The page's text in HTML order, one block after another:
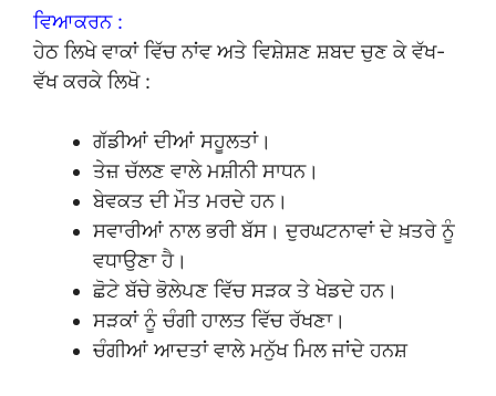
ਵਿਆਕਰਨ :
ਹੇਠ ਲਿਖੇ ਵਾਕਾਂ ਵਿੱਚ ਨਾਂਵ ਅਤੇ ਵਿਸ਼ੇਸ਼ਣ ਸ਼ਬਦ ਚੁਣ ਕੇ ਵੱਖ-
ਵੱਖ ਕਰਕੇ ਲਿਖੋ :
ਗੱਡੀਆਂ ਦੀਆਂ ਸਹੂਲਤਾਂ।
ਤੇਜ਼ ਚੱਲਣ ਵਾਲੇ ਮਸ਼ੀਨੀ ਸਾਧਨ।
ਬੇਵਕਤ ਦੀ ਮੌਤ ਮਰਦੇ ਹਨ।
ਸਵਾਰੀਆਂ ਨਾਲ ਭਰੀ ਬੱਸ। ਦੁਰਘਟਨਾਵਾਂ ਦੇ ਖ਼ਤਰੇ ਨੂੰ
ਵਧਾਉਣਾ ਹੈ।
ਛੋਟੇ ਬੱਚੇ ਭੋਲੇਪਣ ਵਿੱਚ ਸੜਕ ਤੇ ਖੇਡਦੇ ਹਨ।
ਸੜਕਾਂ ਨੂੰ ਚੰਗੀ ਹਾਲਤ ਵਿੱਚ ਰੱਖਣਾ।
ਚੰਗੀਆਂ ਆਦਤਾਂ ਵਾਲੇ ਮਨੁੱਖ ਮਿਲ ਜਾਂਦੇ ਹਨਸ਼